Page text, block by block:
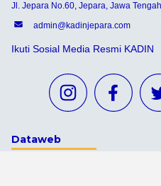
Jl. Jepara No.60, Jepara, Jawa
admin@kadinjepara.com
Ikuti Sosial Media Resmi KADIN
Dataweb